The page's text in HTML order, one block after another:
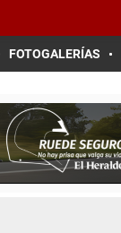
FOTOGALERÍAS